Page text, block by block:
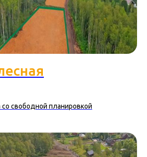
со свободной планировкой